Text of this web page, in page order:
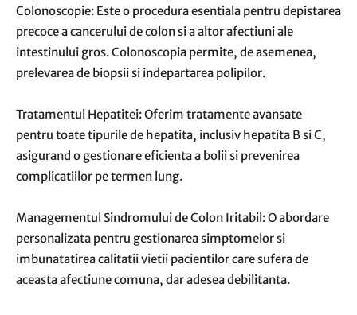
Colonoscopie: Este o procedura esentiala pentru depistarea
precoce a cancerului de colon si a altor afectiuni ale
intestinului gros. Colonoscopia permite, de asemenea,
prelevarea de biopsii si indepartarea polipilor.
Tratamentul Hepatitei: Oferim tratamente avansate
pentru toate tipurile de hepatita, inclusiv hepatita B si C,
asigurand o gestionare eficienta a bolii si prevenirea
complicatiilor pe termen lung.
Managementul Sindromului de Colon Iritabil: O abordare
personalizata pentru gestionarea simptomelor si
imbunatatirea calitatii vietii pacientilor care sufera de
aceasta afectiune comuna, dar adesea debilitanta.